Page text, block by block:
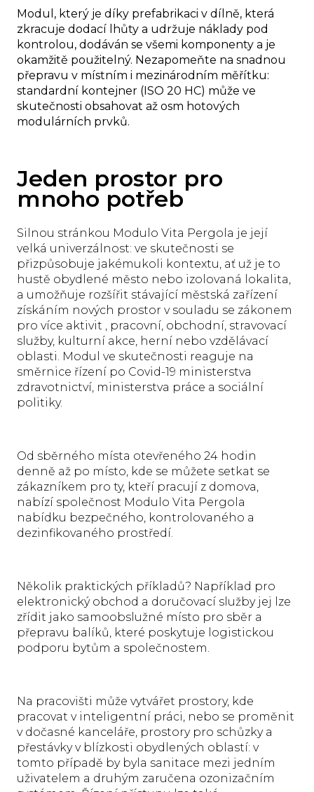
Modul, který je díky prefabrikaci v dílně, která
zkracuje dodací lhůty a udržuje náklady pod
kontrolou, dodáván se všemi komponenty a je
okamžitě použitelný. Nezapomeňte na snadnou
přepravu v místním i mezinárodním měřítku:
standardní kontejner (ISO 20 HC) může ve
skutečnosti obsahovat až osm hotových
modulárních prvků.
Jeden prostor pro
mnoho potřeb
Silnou stránkou Modulo Vita Pergola je její
velká univerzálnost: ve skutečnosti se
přizpůsobuje jakémukoli kontextu, ať už je to
hustě obydlené město nebo izolovaná lokalita,
a umožňuje rozšířit stávající městská zařízení
získáním nových prostor v souladu se zákonem
pro více aktivit , pracovní, obchodní, stravovací
služby, kulturní akce, herní nebo vzdělávací
oblasti. Modul ve skutečnosti reaguje na
směrnice řízení po Covid-19 ministerstva
zdravotnictví, ministerstva práce a sociální
politiky.
Od sběrného místa otevřeného 24 hodin
denně až po místo, kde se můžete setkat se
zákazníkem pro ty, kteří pracují z domova,
nabízí společnost Modulo Vita Pergola
nabídku bezpečného, ​​kontrolovaného a
dezinfikovaného prostředí.
Několik praktických příkladů? Například pro
elektronický obchod a doručovací služby jej lze
zřídit jako samoobslužné místo pro sběr a
přepravu balíků, které poskytuje logistickou
podporu bytům a společnostem.
Na pracovišti může vytvářet prostory, kde
pracovat v inteligentní práci, nebo se proměnit
v dočasné kanceláře, prostory pro schůzky a
přestávky v blízkosti obydlených oblastí: v
tomto případě by byla sanitace mezi jedním
uživatelem a druhým zaručena ozonizačním